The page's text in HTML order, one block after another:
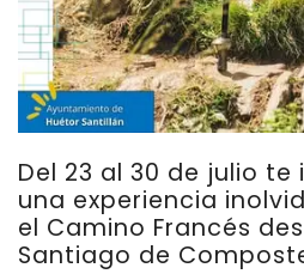
Del 23 al 30 de julio
una experiencia
el Camino Francés
Santiago de